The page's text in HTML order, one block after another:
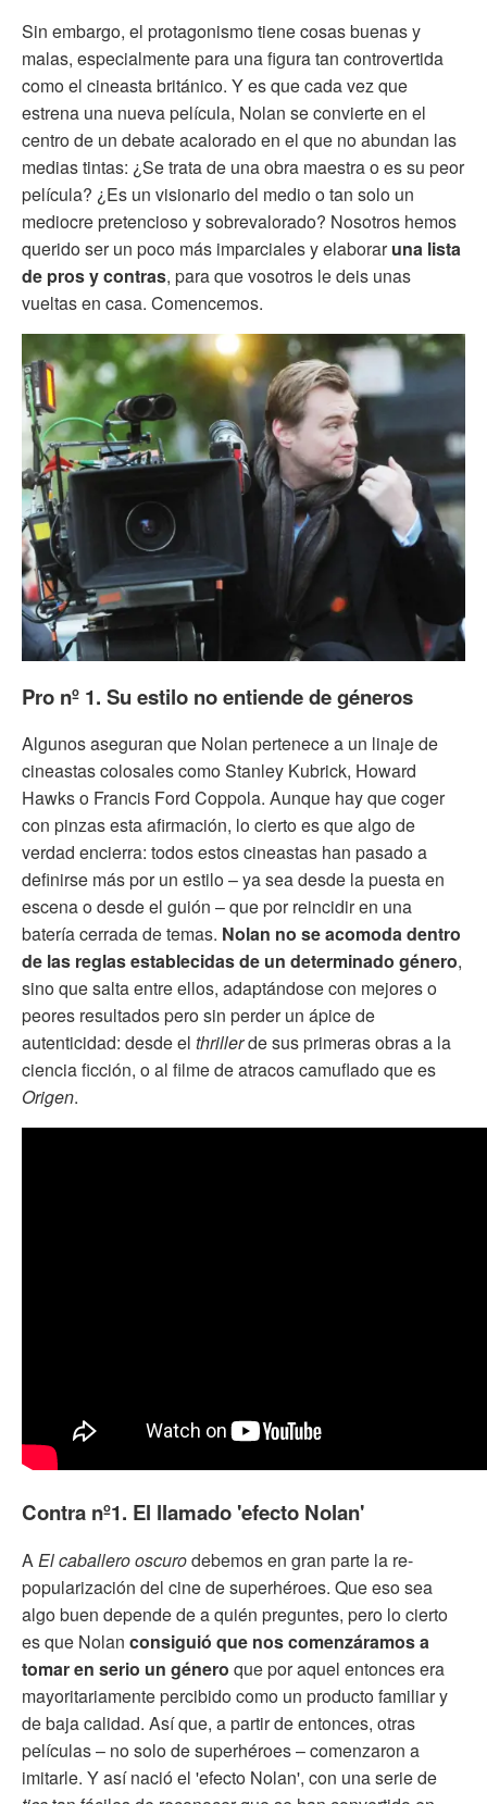
Sin embargo, el protagonismo tiene cosas buenas y
malas, especialmente para una figura tan controvertida
como el cineasta británico. Y es que cada vez que
estrena una nueva película, Nolan se convierte en el
centro de un debate acalorado en el que no abundan las
medias tintas: ¿Se trata de una obra maestra o es su peor
película? ¿Es un visionario del medio o tan solo un
mediocre pretencioso y sobrevalorado? Nosotros hemos
querido ser un poco más imparciales y elaboraruna lista
de pros y contras, para que vosotros le deis unas
vueltas en casa. Comencemos.
Pro nº 1. Su estilo no entiende de géneros
Algunos aseguran que Nolan pertenece a un linaje de
cineastas colosales como Stanley Kubrick, Howard
Hawks o Francis Ford Coppola. Aunque hay que coger
con pinzas esta afirmación, lo cierto es que algo de
verdad encierra: todos estos cineastas han pasado a
definirse más por un estilo – ya sea desde la puesta en
escena o desde el guión – que por reincidir en una
batería cerrada de temas. Nolan no se acomoda dentro
de las reglas establecidas de un determinado género,
sino que salta entre ellos, adaptándose con mejores o
peores resultados pero sin perder un ápice de
autenticidad: desde el thrillerde sus primeras obras a la
ciencia ficción, o al filme de atracos camuflado que es
Origen.
Contra nº1. El llamado 'efecto Nolan'
AEl caballero oscurodebemos en gran parte la re-
popularización del cine de superhéroes. Que eso sea
algo buen depende de a quién preguntes, pero lo cierto
es que Nolan consiguió que nos comenzáramos a
tomar en serio un género que por aquel entonces era
mayoritariamente percibido como un producto familiar y
de baja calidad. Así que, a partir de entonces, otras
películas – no solo de superhéroes – comenzaron a
imitarle. Y así nació el 'efecto Nolan', con una serie de